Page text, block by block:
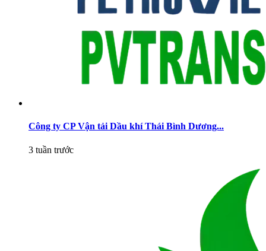
Công ty CP Vận tải Dầu khí Thái Bình Dương...
3 tuần trước